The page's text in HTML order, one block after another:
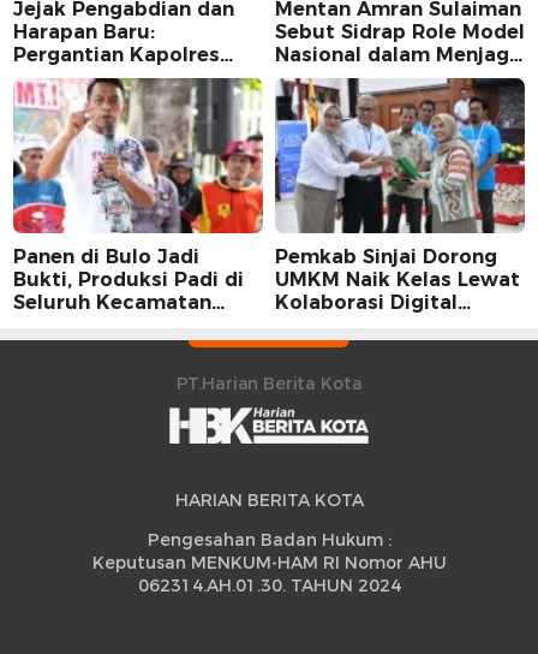
Jejak Pengabdian dan
Harapan Baru:
Pergantian Kapolres
Sidrap dalam Perspektif
Karier Dua Perwira
Mentan Amran Sulaiman
Sebut Sidrap Role Model
Nasional dalam Menjaga
Stabilitas Harga Telur
Panen di Bulo Jadi
Bukti, Produksi Padi di
Seluruh Kecamatan
Peningkatan
Pemkab Sinjai Dorong
UMKM Naik Kelas Lewat
Kolaborasi Digital
PT.Harian Berita Kota
HARIAN BERITA KOTA
Pengesahan Badan Hukum :
Keputusan MENKUM-HAM RI Nomor AHU
062314.AH.01.30. TAHUN 2024